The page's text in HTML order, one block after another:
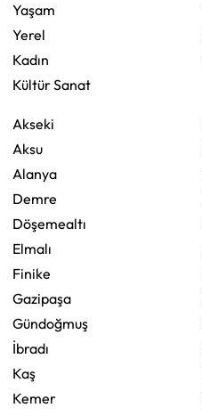
Yaşam
Yerel
Kadın
Kültür Sanat
Akseki
Aksu
Alanya
Demre
Döşemealtı
Elmalı
Finike
Gazipaşa
Gündoğmuş
İbradı
Kaş
Kemer